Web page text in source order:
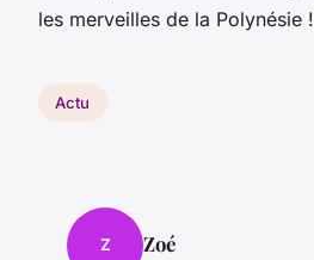
les merveilles de la Polynésie !
Actu
Z Zoé